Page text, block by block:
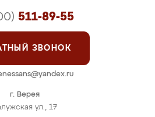
г. Верея
ул., 17
511-89-55
ЗВОНОК